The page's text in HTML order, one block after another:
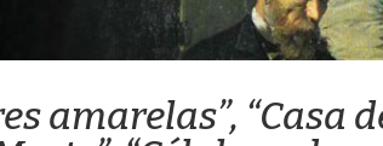
amarelas”, “Casa